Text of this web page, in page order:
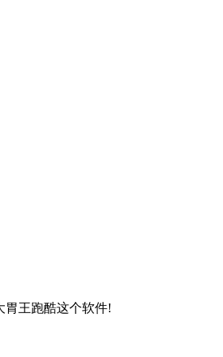
胃王跑酷这个软件!